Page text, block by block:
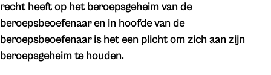
recht heeft op het beroepsgeheim van de
beroepsbeoefenaar en in hoofde van de
beroepsbeoefenaar is het een plicht om zich aan zijn
beroepsgeheim te houden.